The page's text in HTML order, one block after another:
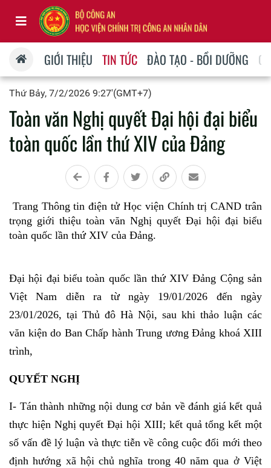
GIỚI THIỆU TIN TỨC ĐÀO TẠO - BỒI DƯỠNG
Thứ Bảy, 7/2/2026 9:27'(GMT+7)
Toàn văn Nghị quyết Đại hội đại biểu
toàn quốc lần thứ XIV của Đảng
Trang Thông tin điện tử Học viện Chính trị CAND trân
trọng giới thiệu toàn văn Nghị quyết Đại hội đại biểu
toàn quốc lần thứ XIV của Đảng.
Đại hội đại biểu toàn quốc lần thứ XIV Đảng Cộng sản
Việt Nam diễn ra từ ngày 19/01/2026 đến ngày
23/01/2026, tại Thủ đô Hà Nội, sau khi thảo luận các
văn kiện do Ban Chấp hành Trung ương Đảng khoá XIII
trình,
QUYẾT NGHỊ
I- Tán thành những nội dung cơ bản về đánh giá kết quả
thực hiện Nghị quyết Đại hội XIII; kết quả tổng kết một
số vấn đề lý luận và thực tiễn về công cuộc đổi mới theo
định hướng xã hội chủ nghĩa trong 40 năm qua ở Việt